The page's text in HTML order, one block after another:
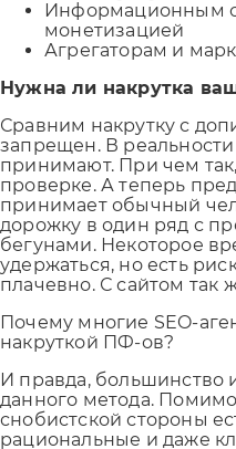
Информационным
монетизацией
Агрегаторам и
Нужна ли накрутка
Сравним накрутку с
запрещен. В
принимают. При чем
проверке. А теперь
принимает обычный
дорожку в один ряд с
бегунами. Некоторое
удержаться, но есть
плачевно. С сайтом так
Почему многие SEO-
накруткой ПФ-ов?
И правда, большинство
данного метода.
снобистской стороны
рациональные и даже